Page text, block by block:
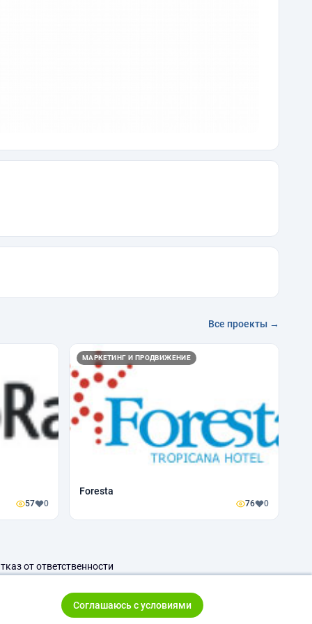
Все проекты →
57 0
МАРКЕТИНГ И ПРОДВИЖЕНИЕ
Foresta
76 0
от ответственности
Соглашаюсь с условиями